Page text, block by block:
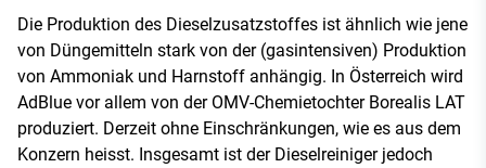
Die Produktion des Dieselzusatzstoffes ist ähnlich wie jene
von Düngemitteln stark von der (gasintensiven) Produktion
von Ammoniak und Harnstoff anhängig. In Österreich wird
AdBlue vor allem von der OMV-Chemietochter Borealis LAT
produziert. Derzeit ohne Einschränkungen, wie es aus dem
Konzern heisst. Insgesamt ist der Dieselreiniger jedoch